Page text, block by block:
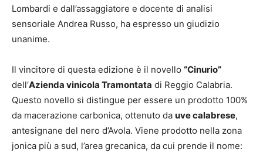
Lombardi e dall’assaggiatore e docente di analisi
sensoriale Andrea Russo, ha espresso un giudizio
unanime.
Il vincitore di questa edizione è il novello “Cinurio”
dell’Azienda vinicola Tramontata di Reggio Calabria.
Questo novello si distingue per essere un prodotto 100%
da macerazione carbonica, ottenuto da uve calabrese,
antesignane del nero d’Avola. Viene prodotto nella zona
jonica più a sud, l’area grecanica, da cui prende il nome: